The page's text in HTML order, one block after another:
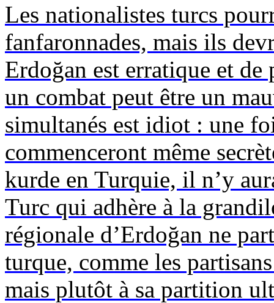
Les nationalistes turcs
fanfaronnades, mais ils
Erdoğan est erratique et
un combat peut être un
simultanés est idiot : une
commenceront même
kurde en Turquie, il n’y
Turc qui adhère à la
régionale d’Erdoğan ne
turque, comme les
mais plutôt à sa partition